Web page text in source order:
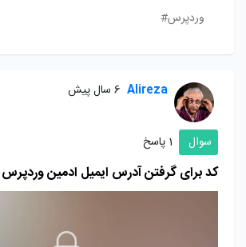
وردپرس#
Alireza 6 سال پیش
سوال 1 پاسخ
کد برای گرفتن آدرس ایمیل ادمین وردپرس